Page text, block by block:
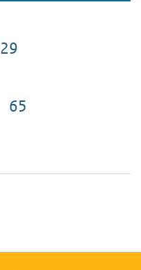
Pagina
29
Pagina
65